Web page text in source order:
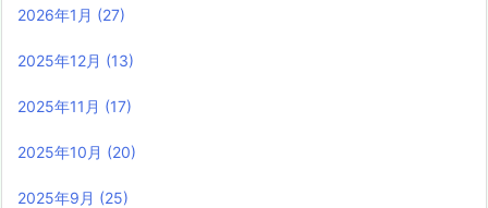
2026年1月 (27)
2025年12月 (13)
2025年11月 (17)
2025年10月 (20)
2025年9月 (25)